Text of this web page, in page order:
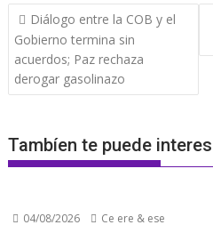
Navegación
de
entradas
Diálogo entre la COB y el
Gobierno termina sin
acuerdos; Paz rechaza
derogar gasolinazo
Tambíen te puede
04/08/2026 Ce ere & ese